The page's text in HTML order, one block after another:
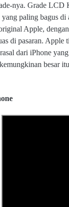
nya. Grade
paling bagus
Apple,
di pasaran.
dari iPhone
besar